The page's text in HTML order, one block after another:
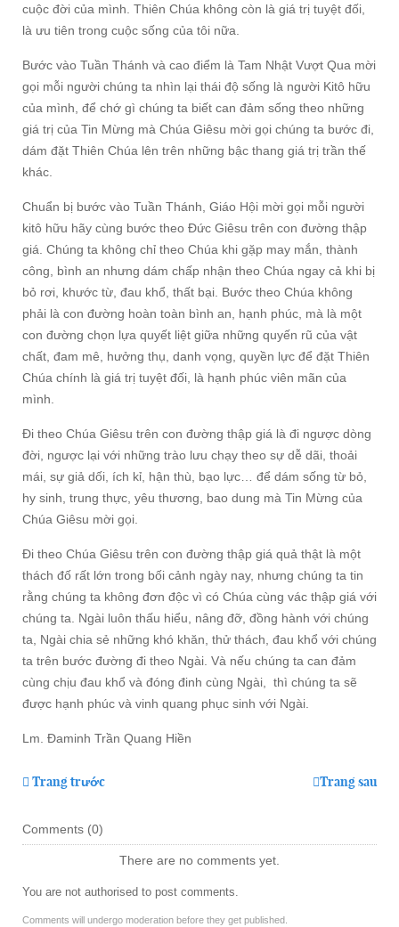
cuộc đời của mình. Thiên Chúa không còn là giá trị tuyệt đối,
là ưu tiên trong cuộc sống của tôi nữa.
Bước vào Tuần Thánh và cao điểm là Tam Nhật Vượt Qua mời
gọi mỗi người chúng ta nhìn lại thái độ sống là người Kitô hữu
của mình, để chớ gì chúng ta biết can đảm sống theo những
giá trị của Tin Mừng mà Chúa Giêsu mời gọi chúng ta bước đi,
dám đặt Thiên Chúa lên trên những bậc thang giá trị trần thế
khác.
Chuẩn bị bước vào Tuần Thánh, Giáo Hội mời gọi mỗi người
kitô hữu hãy cùng bước theo Đức Giêsu trên con đường thập
giá. Chúng ta không chỉ theo Chúa khi gặp may mắn, thành
công, bình an nhưng dám chấp nhận theo Chúa ngay cả khi bị
bỏ rơi, khước từ, đau khổ, thất bại. Bước theo Chúa không
phải là con đường hoàn toàn bình an, hạnh phúc, mà là một
con đường chọn lựa quyết liệt giữa những quyến rũ của vật
chất, đam mê, hưởng thụ, danh vọng, quyền lực để đặt Thiên
Chúa chính là giá trị tuyệt đối, là hạnh phúc viên mãn của
mình.
Đi theo Chúa Giêsu trên con đường thập giá là đi ngược dòng
đời, ngược lại với những trào lưu chạy theo sự dễ dãi, thoải
mái, sự giả dối, ích kỉ, hận thù, bạo lực… để dám sống từ bỏ,
hy sinh, trung thực, yêu thương, bao dung mà Tin Mừng của
Chúa Giêsu mời gọi.
Đi theo Chúa Giêsu trên con đường thập giá quả thật là một
thách đố rất lớn trong bối cảnh ngày nay, nhưng chúng ta tin
rằng chúng ta không đơn độc vì có Chúa cùng vác thập giá với
chúng ta. Ngài luôn thấu hiểu, nâng đỡ, đồng hành với chúng
ta, Ngài chia sẻ những khó khăn, thử thách, đau khổ với chúng
ta trên bước đường đi theo Ngài. Và nếu chúng ta can đảm
cùng chịu đau khổ và đóng đinh cùng Ngài, thì chúng ta sẽ
được hạnh phúc và vinh quang phục sinh với Ngài.
Lm. Đaminh Trần Quang Hiền
Trang trước Trang sau
Comments (0)
There are no comments yet.
You are not authorised to post comments.
Comments will undergo moderation before they get published.